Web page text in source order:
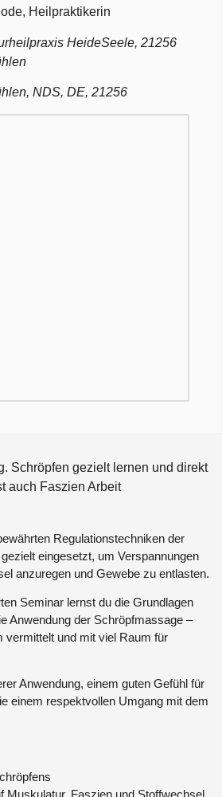
Heilpraktikerin
HeideSeele, 21256
NDS, DE, 21256
Schröpfen gezielt lernen und direkt
auch Faszien Arbeit
Regulationstechniken der
eingesetzt, um Verspannungen
anzuregen und Gewebe zu entlasten.
Seminar lernst du die Grundlagen
Anwendung der Schröpfmassage –
vermittelt und mit viel Raum für
Anwendung, einem guten Gefühl für
einem respektvollen Umgang mit dem